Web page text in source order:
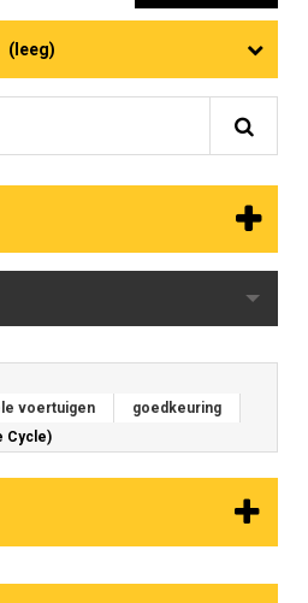
(leeg)
voertuigen
goedkeuring
Cycle)